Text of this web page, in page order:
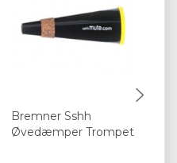
Bremner Sshh
Øvedæmper Trompet